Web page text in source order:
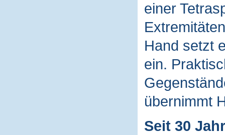
einer
Hand setzt
ein.
übernimmt
Seit 30